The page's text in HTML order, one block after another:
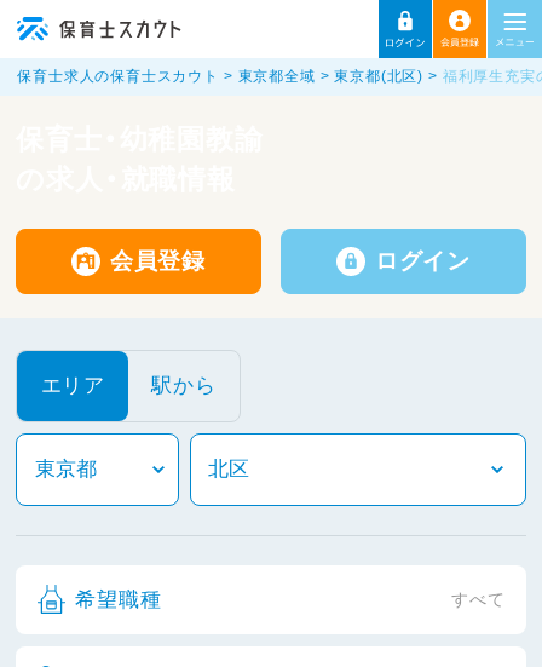
保育士求人の保育士スカウト 東京都全域 東京都(北区) 福利厚生充実
会員登録 ログイン
エリア 駅から
希望職種 すべて